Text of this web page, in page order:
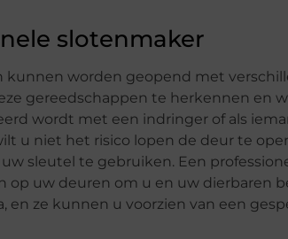
slotenmaker
worden geopend met
gereedschappen te herkennen en
wordt met een indringer of als
u niet het risico lopen de deur te
sleutel te gebruiken. Een
op uw deuren om u en uw dierbaren
ze kunnen u voorzien van een